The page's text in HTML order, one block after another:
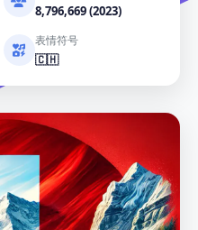
8,796,669 (2023)
表情符号
🇨🇭